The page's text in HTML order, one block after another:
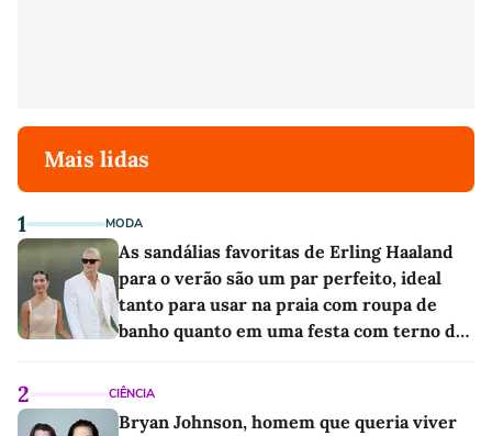
Mais lidas
1 MODA
As sandálias favoritas de Erling Haaland
para o verão são um par perfeito, ideal
tanto para usar na praia com roupa de
banho quanto em uma festa com terno de
2 CIÊNCIA
Bryan Johnson, homem que queria viver